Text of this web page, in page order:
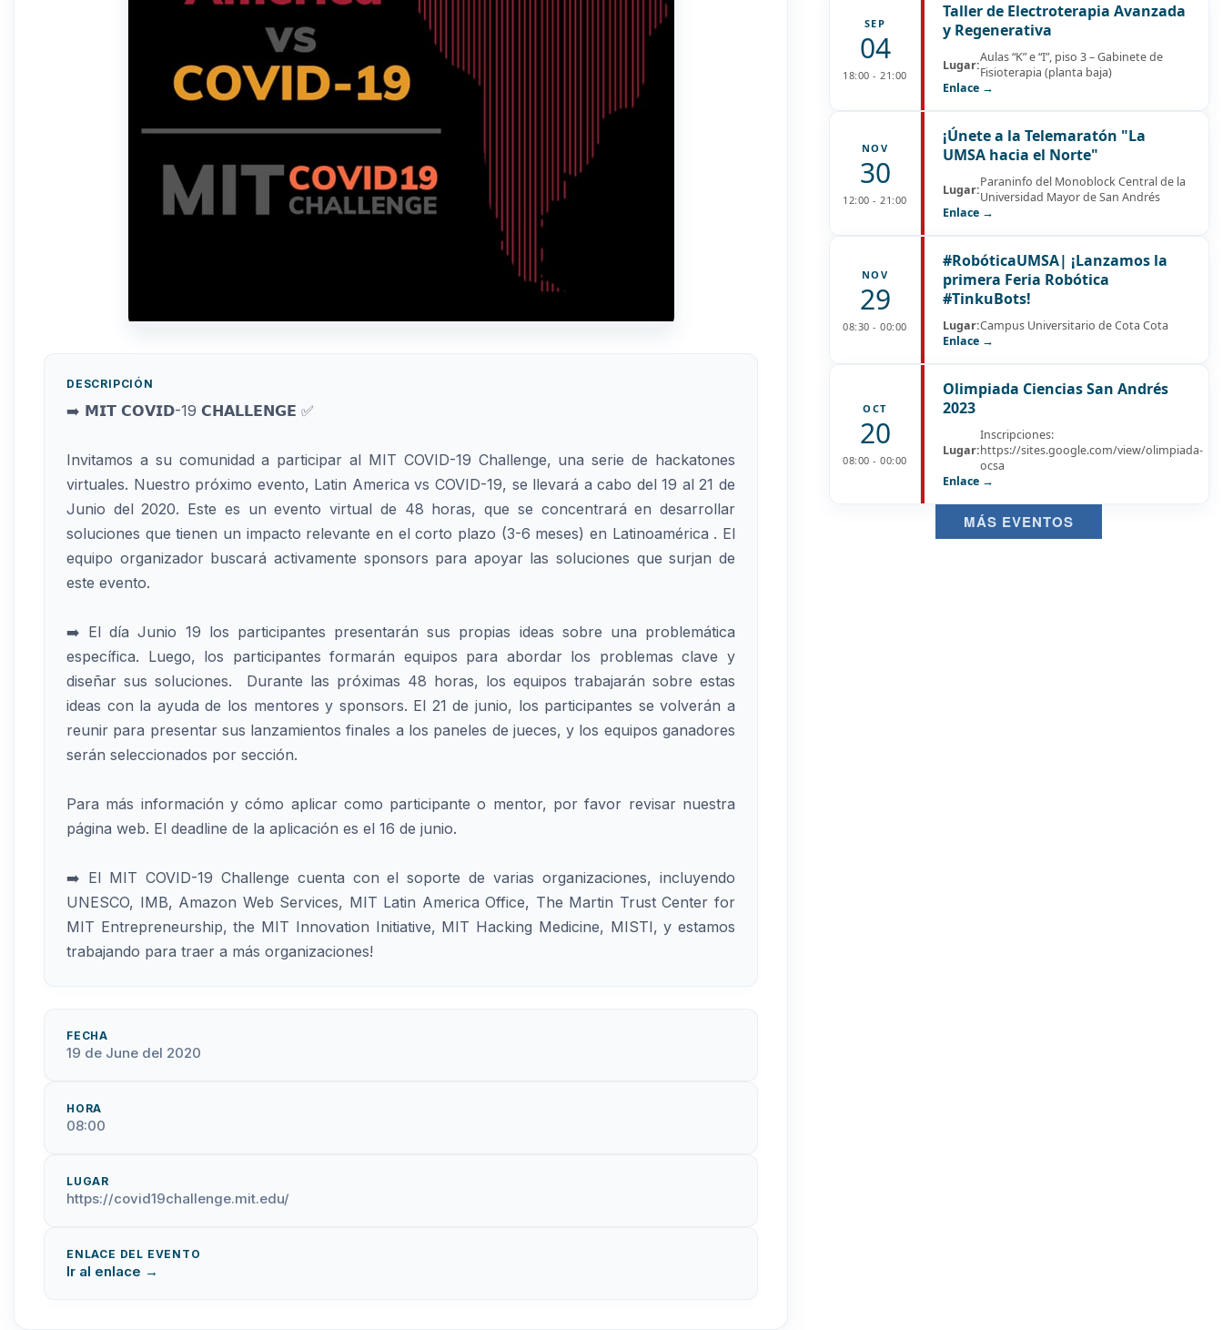
DESCRIPCIÓN
➡️ 𝗠𝗜𝗧 𝗖𝗢𝗩𝗜𝗗-19 𝗖𝗛𝗔𝗟𝗟𝗘𝗡𝗚𝗘 ✅
Invitamos a su comunidad a participar al MIT COVID-19 Challenge, una serie de hackatones
virtuales. Nuestro próximo evento, Latin America vs COVID-19, se llevará a cabo del 19 al 21 de
Junio del 2020. Este es un evento virtual de 48 horas, que se concentrará en desarrollar
soluciones que tienen un impacto relevante en el corto plazo (3-6 meses) en Latinoamérica . El
equipo organizador buscará activamente sponsors para apoyar las soluciones que surjan de
este evento.
➡️ El día Junio 19 los participantes presentarán sus propias ideas sobre una problemática
específica. Luego, los participantes formarán equipos para abordar los problemas clave y
diseñar sus soluciones. Durante las próximas 48 horas, los equipos trabajarán sobre estas
ideas con la ayuda de los mentores y sponsors. El 21 de junio, los participantes se volverán a
reunir para presentar sus lanzamientos finales a los paneles de jueces, y los equipos ganadores
serán seleccionados por sección.
Para más información y cómo aplicar como participante o mentor, por favor revisar nuestra
página web. El deadline de la aplicación es el 16 de junio.
➡️ El MIT COVID-19 Challenge cuenta con el soporte de varias organizaciones, incluyendo
UNESCO, IMB, Amazon Web Services, MIT Latin America Office, The Martin Trust Center for
MIT Entrepreneurship, the MIT Innovation Initiative, MIT Hacking Medicine, MISTI, y estamos
trabajando para traer a más organizaciones!
FECHA
19 de June del 2020
HORA
08:00
LUGAR
https://covid19challenge.mit.edu/
ENLACE DEL EVENTO
Ir al enlace →
SEP
04
18:00 - 21:00
Taller de Electroterapia Avanzada
y Regenerativa
Lugar:Aulas “K” e “I”, piso 3 – Gabinete de
Fisioterapia (planta baja)
Enlace →
NOV
30
12:00 - 21:00
¡Únete a la Telemaratón "La
UMSA hacia el Norte"
Lugar:Paraninfo del Monoblock Central de la
Universidad Mayor de San Andrés
Enlace →
NOV
29
08:30 - 00:00
#RobóticaUMSA| ¡Lanzamos la
primera Feria Robótica
#TinkuBots!
Lugar:Campus Universitario de Cota Cota
Enlace →
OCT
20
08:00 - 00:00
Olimpiada Ciencias San Andrés
2023
Lugar:
Inscripciones:
https://sites.google.com/view/olimpiada-
ocsa
Enlace →
MÁS EVENTOS